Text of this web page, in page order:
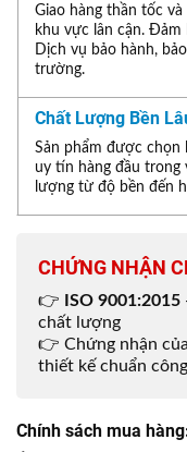
Giao hàng thần tốc
khu vực lân cận.
Dịch vụ bảo hành,
trường.
Chất Lượng Bền
Sản phẩm được chọn
uy tín hàng đầu trong
lượng từ độ bền đến
CHỨNG NHẬN
👉 ISO 9001:2015
chất lượng
👉 Chứng nhận
thiết kế chuẩn
Chính sách mua